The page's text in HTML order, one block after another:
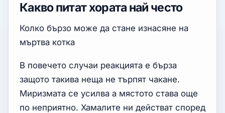
Какво питат хората най често
Колко бързо може да стане изнасяне на
мъртва котка
В повечето случаи реакцията е бърза
защото такива неща не търпят чакане.
Миризмата се усилва а мястото става още
по неприятно. Хамалите ни действат според